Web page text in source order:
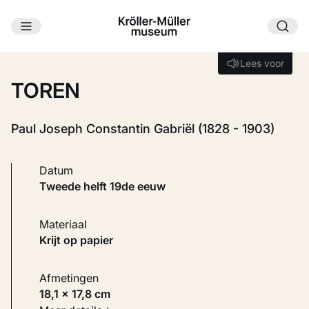
Ga naar hoofdinhoud
Lees voor
Lees voor
TOREN
Paul Joseph Constantin Gabriël (1828 - 1903)
Datum
tweede helft 19de eeuw
Materiaal
Krijt op papier
Afmetingen
18,1 × 17,8 cm